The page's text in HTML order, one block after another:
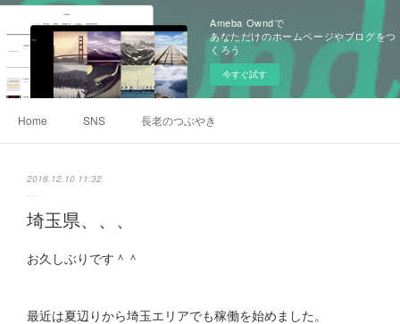
Ameba Owndで
あなただけのホームページやブログをつ
くろう
今すぐ試す
Home SNS 長老のつぶやき
2018.12.10 11:32
埼玉県、、、
お久しぶりです＾＾
最近は夏辺りから埼玉エリアでも稼働を始めました。